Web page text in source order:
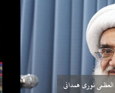
بيش از واجبات خودش، چيزي را
خود واجب كني…